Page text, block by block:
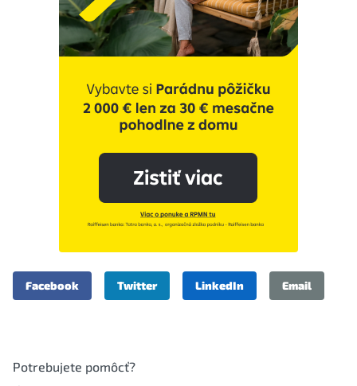
Facebook Twitter LinkedIn Email
Potrebujete pomôcť?